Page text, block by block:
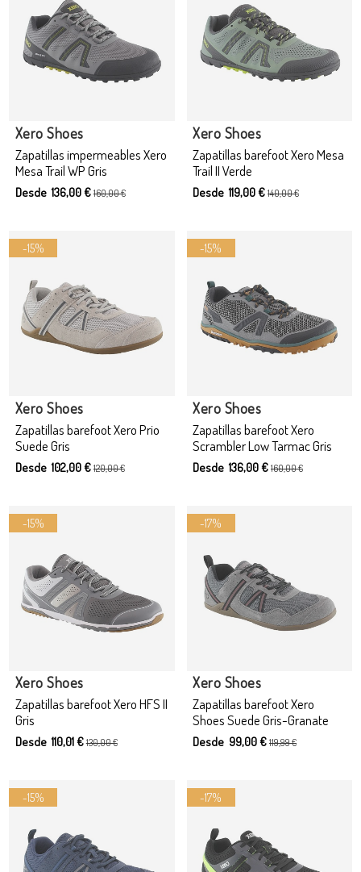
Zapatillas impermeables Xero
Mesa Trail WP Gris
Xero Shoes
Desde 136,00 €160,00 €
Zapatillas barefoot Xero Mesa
Trail II Verde
Xero Shoes
Desde 119,00 € 140,00 €
-15%
Zapatillas barefoot Xero Prio
Suede Gris
Xero Shoes
Desde 102,00 €120,00 €
-15%
Zapatillas barefoot Xero
Scrambler Low Tarmac Gris
Xero Shoes
Desde 136,00 € 160,00 €
-15%
Zapatillas barefoot Xero HFS II
Gris
Xero Shoes
Desde 110,01 €130,00 €
-17%
Zapatillas barefoot Xero
Shoes Suede Gris-Granate
Xero Shoes
Desde 99,00 € 119,99 €
-15% -17%